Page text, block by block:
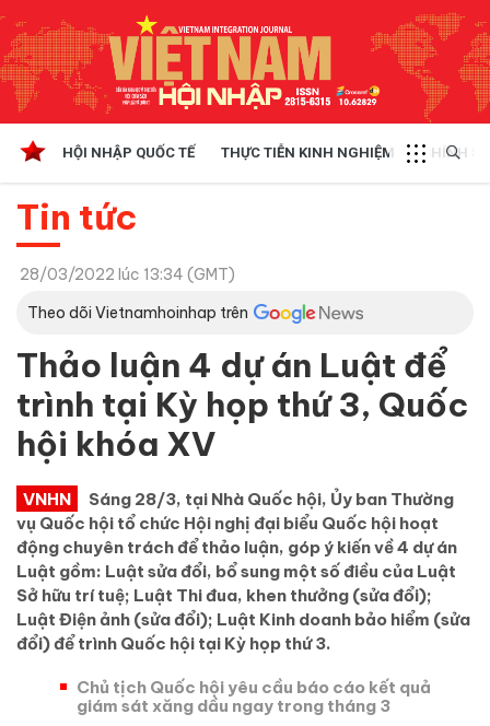
HỘI NHẬP QUỐC TẾ THỰC TIỄN KINH NGHIỆM CHÍNH
Tin tức
28/03/2022 lúc 13:34 (GMT)
Theo dõi Vietnamhoinhap trên
Thảo luận 4 dự án Luật để
trình tại Kỳ họp thứ 3, Quốc
hội khóa XV
VNHN
Sáng 28/3, tại Nhà Quốc hội, Ủy ban Thường
vụ Quốc hội tổ chức Hội nghị đại biểu Quốc hội hoạt
động chuyên trách để thảo luận, góp ý kiến về 4 dự án
Luật gồm: Luật sửa đổi, bổ sung một số điều của Luật
Sở hữu trí tuệ; Luật Thi đua, khen thưởng (sửa đổi);
Luật Điện ảnh (sửa đổi); Luật Kinh doanh bảo hiểm (sửa
đổi) để trình Quốc hội tại Kỳ họp thứ 3.
Chủ tịch Quốc hội yêu cầu báo cáo kết quả
giám sát xăng dầu ngay trong tháng 3